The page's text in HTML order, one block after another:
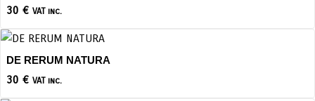
30 € VAT inc.
DE RERUM NATURA
30 € VAT inc.